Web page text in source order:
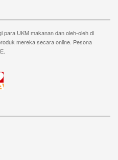
para UKM makanan dan oleh-oleh di
mereka secara online. Pesona